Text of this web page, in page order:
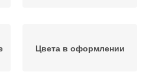
Цвета в оформлении